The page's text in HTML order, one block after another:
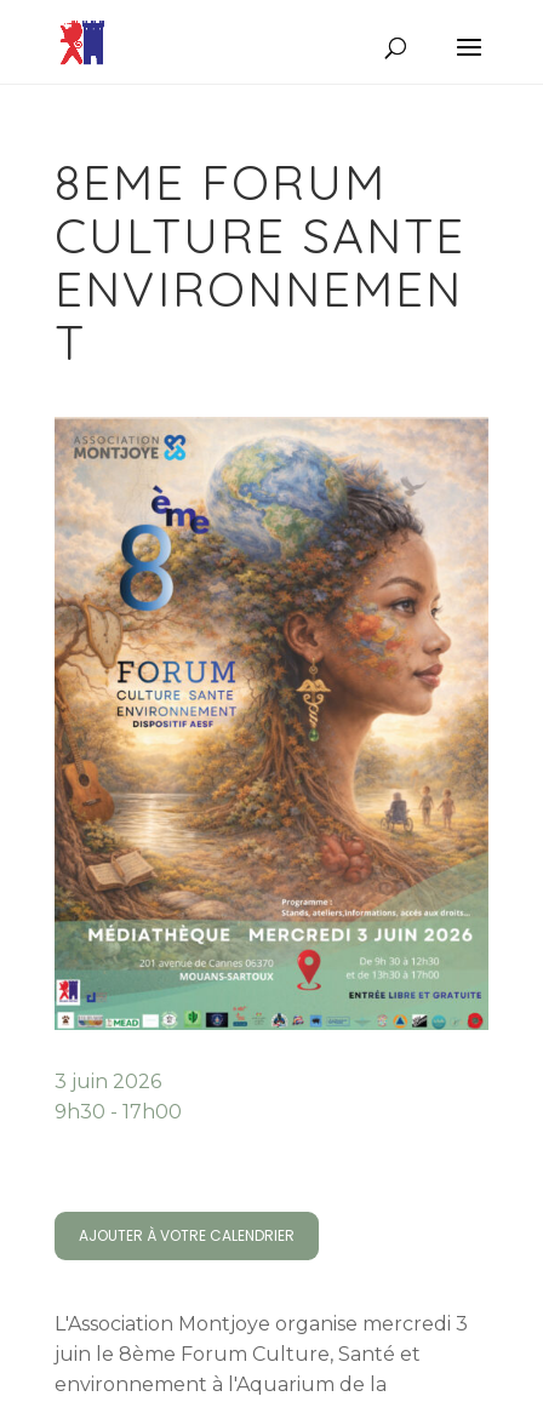
8EME FORUM
CULTURE SANTE
ENVIRONNEMEN
T
3 juin 2026
9h30 - 17h00
AJOUTER À VOTRE CALENDRIER
L'Association Montjoye organise mercredi 3
juin le 8ème Forum Culture, Santé et
environnement à l'Aquarium de la